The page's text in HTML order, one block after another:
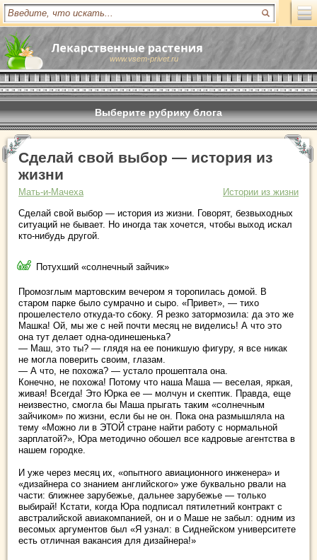
www.vsem-privet.ru
Выберите рубрику блога
Сделай свой выбор — история из
жизни
Мать-и-Мачеха
Истории из жизни
Сделай свой выбор — история из жизни. Говорят, безвыходных
ситуаций не бывает. Но иногда так хочется, чтобы выход искал
кто-нибудь другой.
Потухший «солнечный зайчик»
Промозглым мартовским вечером я торопилась домой. В
старом парке было сумрачно и сыро. «Привет», — тихо
прошелестело откуда-то сбоку. Я резко затормозила: да это же
Машка! Ой, мы же с ней почти месяц не виделись! А что это
она тут делает одна-одинешенька?
— Маш, это ты? — глядя на ее поникшую фигуру, я все никак
не могла поверить своим, глазам.
— А что, не похожа? — устало прошептала она.
Конечно, не похожа! Потому что наша Маша — веселая, яркая,
живая! Всегда! Это Юрка ее — молчун и скептик. Правда, еще
неизвестно, смогла бы Маша прыгать таким «солнечным
зайчиком» по жизни, если бы не он. Пока она размышляла на
тему «Можно ли в ЭТОЙ стране найти работу с нормальной
зарплатой?», Юра методично обошел все кадровые агентства в
нашем городке.
И уже через месяц их, «опытного авиационного инженера» и
«дизайнера со знанием английского» уже буквально рвали на
части: ближнее зарубежье, дальнее зарубежье — только
выбирай! Кстати, когда Юра подписал пятилетний контракт с
австралийской авиакомпанией, он и о Маше не забыл: одним из
весомых аргументов был «Я узнал: в Сиднейском университете
есть отличная вакансия для дизайнера!»